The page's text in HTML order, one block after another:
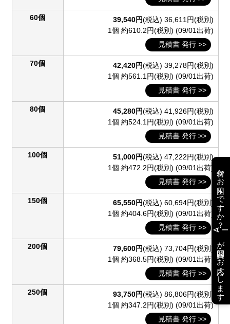
60個 39,540円(税込) 36,611円(税別)
1個 約610.2円(税別) (09/01出荷)
見積書 発行 >>
70個 42,420円(税込) 39,278円(税別)
1個 約561.1円(税別) (09/01出荷)
見積書 発行 >>
80個 45,280円(税込) 41,926円(税別)
1個 約524.1円(税別) (09/01出荷)
見積書 発行 >>
100個 51,000円(税込) 47,222円(税別)
1個 約472.2円(税別) (09/01出荷)
見積書 発行 >>
150個 65,550円(税込) 60,694円(税別)
1個 約404.6円(税別) (09/01出荷)
見積書 発行 >>
200個 79,600円(税込) 73,704円(税別)
1個 約368.5円(税別) (09/01出荷)
見積書 発行 >>
250個 93,750円(税込) 86,806円(税別)
1個 約347.2円(税別) (09/01出荷)
見積書 発行 >>
何かお困りですか？
AI
が質問にお応えします